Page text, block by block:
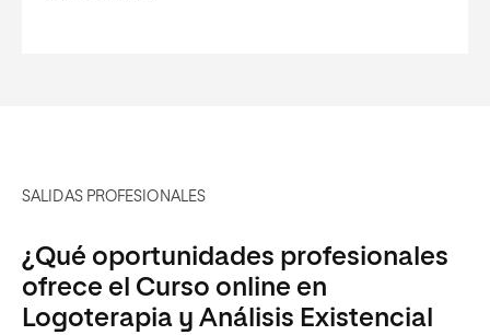
SALIDAS PROFESIONALES
¿Qué oportunidades profesionales
ofrece el Curso online en
Logoterapia y Análisis Existencial